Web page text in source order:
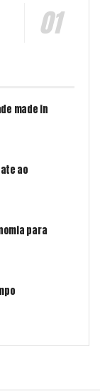
made in
ao
para